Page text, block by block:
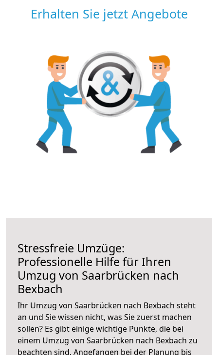
Erhalten Sie jetzt Angebote
Stressfreie Umzüge:
Professionelle Hilfe für Ihren
Umzug von Saarbrücken nach
Bexbach
Ihr Umzug von Saarbrücken nach Bexbach steht
an und Sie wissen nicht, was Sie zuerst machen
sollen? Es gibt einige wichtige Punkte, die bei
einem Umzug von Saarbrücken nach Bexbach zu
beachten sind. Angefangen bei der Planung bis